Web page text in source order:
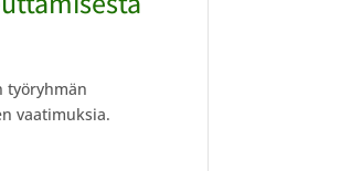
työryhmän
vaatimuksia.